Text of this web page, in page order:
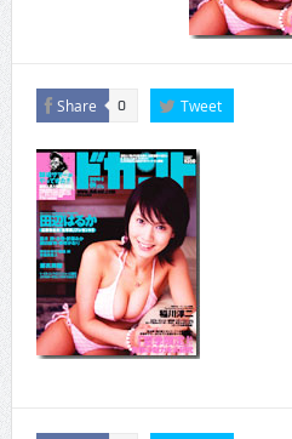
CINEMA×STYLE 291号
Share 0 Tweet